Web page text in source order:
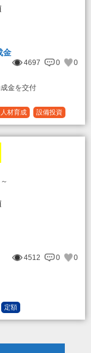
金
4697 0
0
金を交付
材育成
設備投資
～
4512 0
0
定額